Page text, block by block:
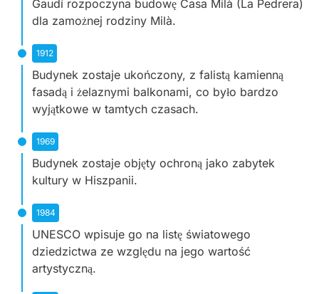
Gaudí rozpoczyna budowę Casa Milà (La Pedrera)
dla zamożnej rodziny Milà.
1912
Budynek zostaje ukończony, z falistą kamienną
fasadą i żelaznymi balkonami, co było bardzo
wyjątkowe w tamtych czasach.
1969
Budynek zostaje objęty ochroną jako zabytek
kultury w Hiszpanii.
1984
UNESCO wpisuje go na listę światowego
dziedzictwa ze względu na jego wartość
artystyczną.